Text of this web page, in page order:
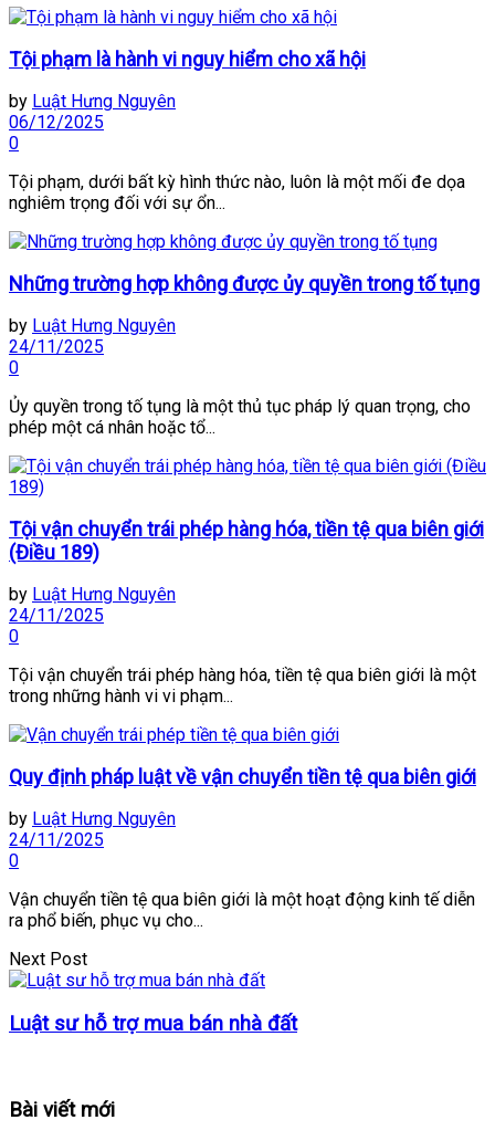
Tội phạm là hành vi nguy hiểm cho xã hội
by Luật Hưng Nguyên
06/12/2025
0
Tội phạm, dưới bất kỳ hình thức nào, luôn là một mối đe dọa
nghiêm trọng đối với sự ổn...
Những trường hợp không được ủy quyền trong tố tụng
by Luật Hưng Nguyên
24/11/2025
0
Ủy quyền trong tố tụng là một thủ tục pháp lý quan trọng, cho
phép một cá nhân hoặc tổ...
Tội vận chuyển trái phép hàng hóa, tiền tệ qua biên giới
(Điều 189)
by Luật Hưng Nguyên
24/11/2025
0
Tội vận chuyển trái phép hàng hóa, tiền tệ qua biên giới là một
trong những hành vi vi phạm...
Quy định pháp luật về vận chuyển tiền tệ qua biên giới
by Luật Hưng Nguyên
24/11/2025
0
Vận chuyển tiền tệ qua biên giới là một hoạt động kinh tế diễn
ra phổ biến, phục vụ cho...
Next Post
Luật sư hỗ trợ mua bán nhà đất
Bài viết mới